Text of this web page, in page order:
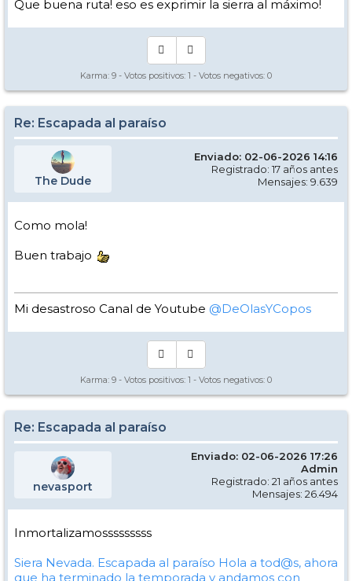
Que buena ruta! eso es exprimir la sierra al máximo!
Karma: 9 - Votos positivos: 1 - Votos negativos: 0
Re: Escapada al paraíso
The Dude
Enviado: 02-06-2026 14:16
Registrado: 17 años antes
Mensajes: 9.639
Como mola!
Buen trabajo
Mi desastroso Canal de Youtube @DeOlasYCopos
Karma: 9 - Votos positivos: 1 - Votos negativos: 0
Re: Escapada al paraíso
nevasport
Enviado: 02-06-2026 17:26
Admin
Registrado: 21 años antes
Mensajes: 26.494
Inmortalizamosssssssss
Siera Nevada. Escapada al paraíso Hola a tod@s, ahora
que ha terminado la temporada y andamos con